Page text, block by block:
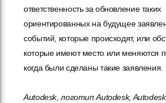
ответственность за обновление таких
ориентированных на будущее
событий, которые происходят, или
которые имеют место или меняются
когда были сделаны такие заявления.
Autodesk, логотип Autodesk,